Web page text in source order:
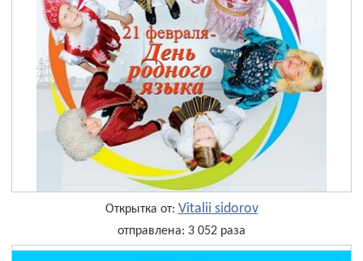
Открытка от: Vitalii sidorov
отправлена: 3 052 раза